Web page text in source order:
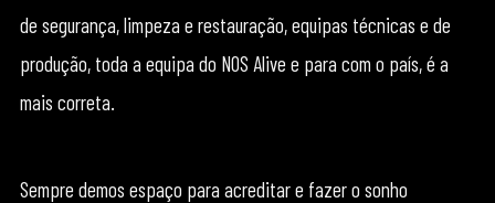
de segurança, limpeza e restauração, equipas técnicas e de
produção, toda a equipa do NOS Alive e para com o país, é a
mais correta.
Sempre demos espaço para acreditar e fazer o sonho